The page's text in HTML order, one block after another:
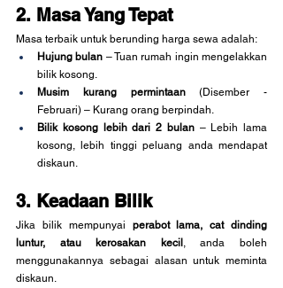
2. Masa Yang Tepat
Masa terbaik untuk berunding harga sewa adalah:
Hujung bulan – Tuan rumah ingin mengelakkan
bilik kosong.
Musim kurang permintaan (Disember -
Februari) – Kurang orang berpindah.
Bilik kosong lebih dari 2 bulan – Lebih lama
kosong, lebih tinggi peluang anda mendapat
diskaun.
3. Keadaan Bilik
Jika bilik mempunyai perabot lama, cat dinding
luntur, atau kerosakan kecil , anda boleh
menggunakannya sebagai alasan untuk meminta
diskaun.